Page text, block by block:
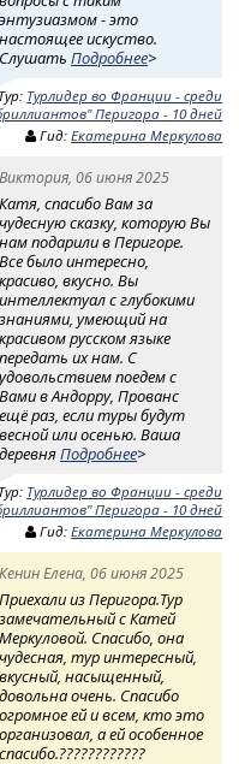
энтузиазмом - это
настоящее искуство.
СлушатьПодробнее>
Тур: Турлидер во Франции - среди
Перигора - 10 дней
Гид:Екатерина Меркулова
Виктория, 06 июня 2025
Катя, спасибо Вам за
чудесную сказку, которую Вы
нам подарили в Перигоре.
Все было интересно,
красиво, вкусно. Вы
интеллектуал с глубокими
знаниями, умеющий на
красивом русском языке
передать их нам. С
удовольствием поедем с
Вами в Андорру, Прованс
ещё раз, если туры будут
весной или осенью. Ваша
деревняПодробнее>
Тур: Турлидер во Франции - среди
Перигора - 10 дней
Гид:Екатерина Меркулова
Кенин Елена, 06 июня 2025
Приехали из Перигора.Тур
замечательный с Катей
Меркуловой. Спасибо, она
чудесная, тур интересный,
вкусный, насыщенный,
довольна очень. Спасибо
огромное ей и всем, кто это
организовал, а ей особенное
спасибо.????????????